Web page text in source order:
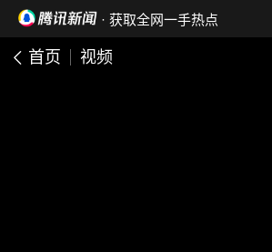
· 获取全网一手热点
首页 视频